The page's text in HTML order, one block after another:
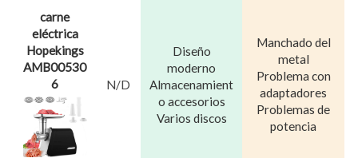
carne
eléctrica
Hopekings
AMB00530
6
N/D
Diseño
moderno
Almacenamient
o accesorios
Varios discos
Manchado del
metal
Problema con
adaptadores
Problemas de
potencia